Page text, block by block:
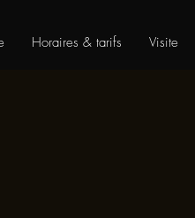
Horaires & tarifs Visite